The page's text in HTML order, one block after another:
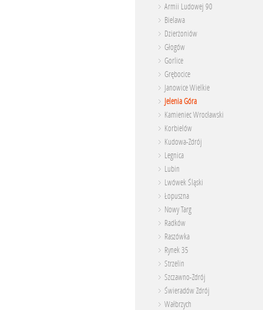
Armii Ludowej 90
Bielawa
Dzierżoniów
Głogów
Gorlice
Grębocice
Janowice Wielkie
Jelenia Góra
Kamieniec Wrocławski
Korbielów
Kudowa-Zdrój
Legnica
Lubin
Lwówek Śląski
Łopuszna
Nowy Targ
Radków
Raszówka
Rynek 35
Strzelin
Szczawno-Zdrój
Świeradów Zdrój
Wałbrzych